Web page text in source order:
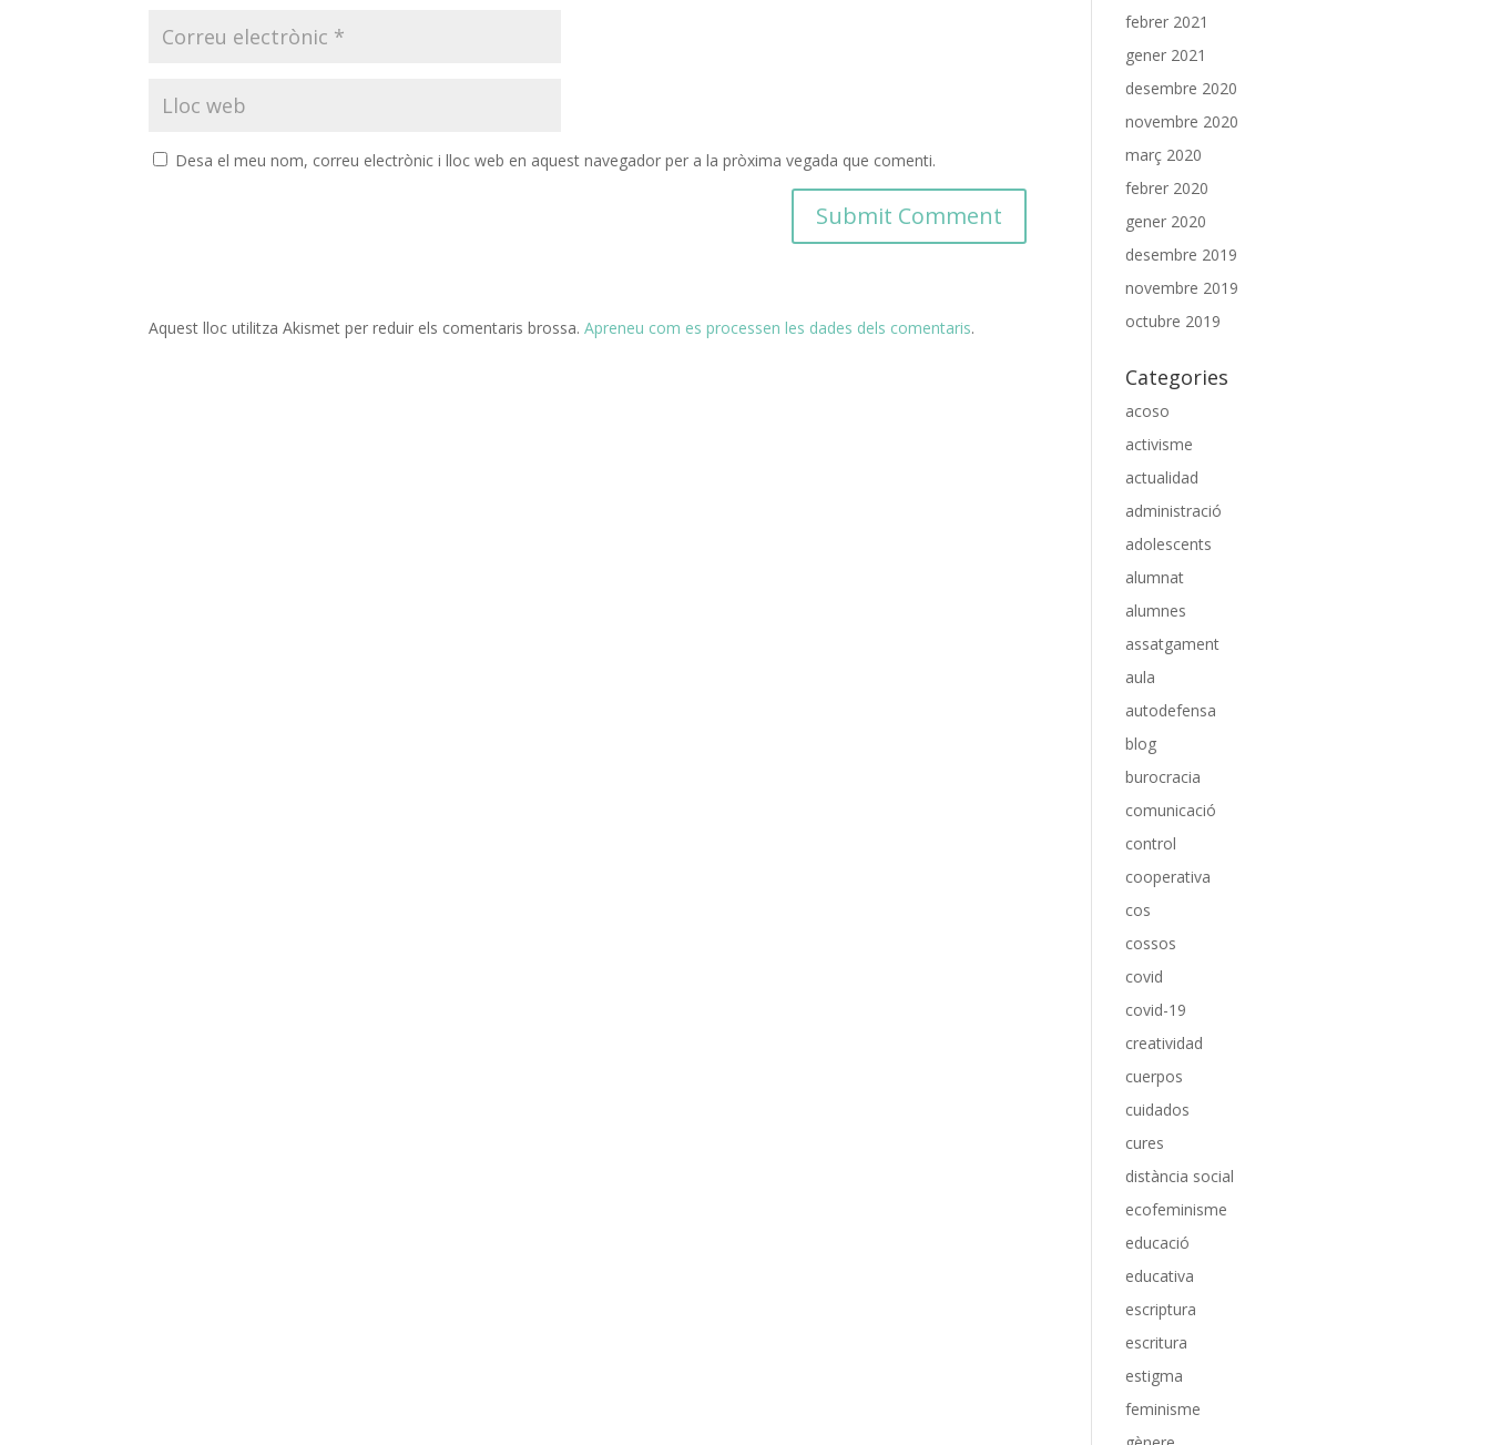
Desa el meu nom, correu electrònic i lloc web en aquest navegador per a la pròxima vegada que comenti.
Aquest lloc utilitza Akismet per reduir els comentaris brossa.Apreneu com es processen les dades dels comentaris.
febrer 2021
gener 2021
desembre 2020
novembre 2020
març 2020
febrer 2020
gener 2020
desembre 2019
novembre 2019
octubre 2019
Categories
acoso
activisme
actualidad
administració
adolescents
alumnat
alumnes
assatgament
aula
autodefensa
blog
burocracia
comunicació
control
cooperativa
cos
cossos
covid
covid-19
creatividad
cuerpos
cuidados
cures
distància social
ecofeminisme
educació
educativa
escriptura
escritura
estigma
feminisme